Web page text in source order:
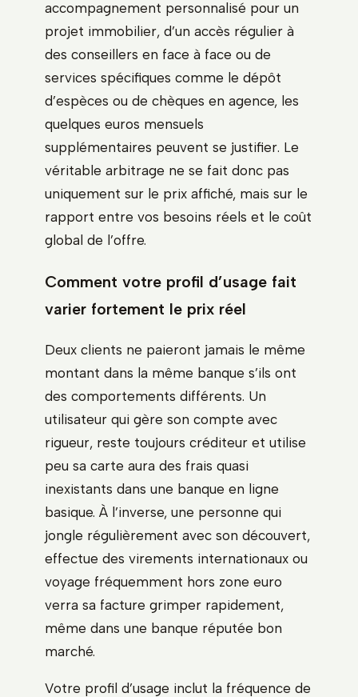
accompagnement personnalisé pour un
projet immobilier, d’un accès régulier à
des conseillers en face à face ou de
services spécifiques comme le dépôt
d’espèces ou de chèques en agence, les
quelques euros mensuels
supplémentaires peuvent se justifier. Le
véritable arbitrage ne se fait donc pas
uniquement sur le prix affiché, mais sur le
rapport entre vos besoins réels et le coût
global de l’offre.
Comment votre profil d’usage fait
varier fortement le prix réel
Deux clients ne paieront jamais le même
montant dans la même banque s’ils ont
des comportements différents. Un
utilisateur qui gère son compte avec
rigueur, reste toujours créditeur et utilise
peu sa carte aura des frais quasi
inexistants dans une banque en ligne
basique. À l’inverse, une personne qui
jongle régulièrement avec son découvert,
effectue des virements internationaux ou
voyage fréquemment hors zone euro
verra sa facture grimper rapidement,
même dans une banque réputée bon
marché.
Votre profil d’usage inclut la fréquence de